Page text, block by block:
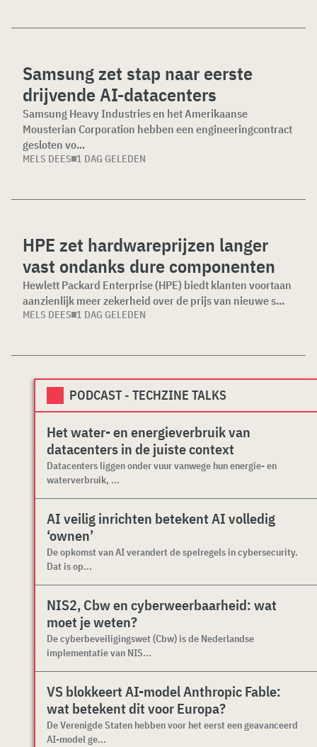
Samsung zet stap naar eerste
drijvende AI-datacenters
Samsung Heavy Industries en het Amerikaanse
Mousterian Corporation hebben een engineeringcontract
gesloten vo...
MELS DEES 1 DAG GELEDEN
HPE zet hardwareprijzen langer
vast ondanks dure componenten
Hewlett Packard Enterprise (HPE) biedt klanten voortaan
aanzienlijk meer zekerheid over de prijs van nieuwe s...
MELS DEES 1 DAG GELEDEN
PODCAST - TECHZINE TALKS
Het water- en energieverbruik van
datacenters in de juiste context
Datacenters liggen onder vuur vanwege hun energie- en
waterverbruik, ...
AI veilig inrichten betekent AI volledig
‘ownen’
De opkomst van AI verandert de spelregels in cybersecurity.
Dat is op...
NIS2, Cbw en cyberweerbaarheid: wat
moet je weten?
De cyberbeveiligingswet (Cbw) is de Nederlandse
implementatie van NIS...
VS blokkeert AI-model Anthropic Fable:
wat betekent dit voor Europa?
De Verenigde Staten hebben voor het eerst een geavanceerd
AI-model ge...